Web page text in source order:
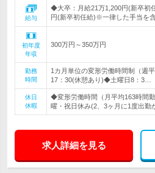
給与
◆大卒：月給21万1,200円(新卒初
円(新卒初任給)※一律した手当を
初年度
年収
300万円～350万円
勤務
時間
1カ月単位の変形労働時間制（週
17：30(休憩あり)◆土曜日8：3…
休日
休暇
◆変形労働時間（月平均163時間
曜・祝日休み(2、3ヶ月に1度出勤
求人詳細を見る